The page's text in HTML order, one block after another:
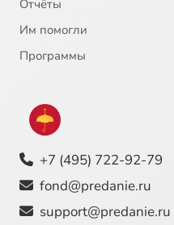
Отчёты
Им помогли
Программы
+7 (495) 722-92-79
fond@predanie.ru
support@predanie.ru